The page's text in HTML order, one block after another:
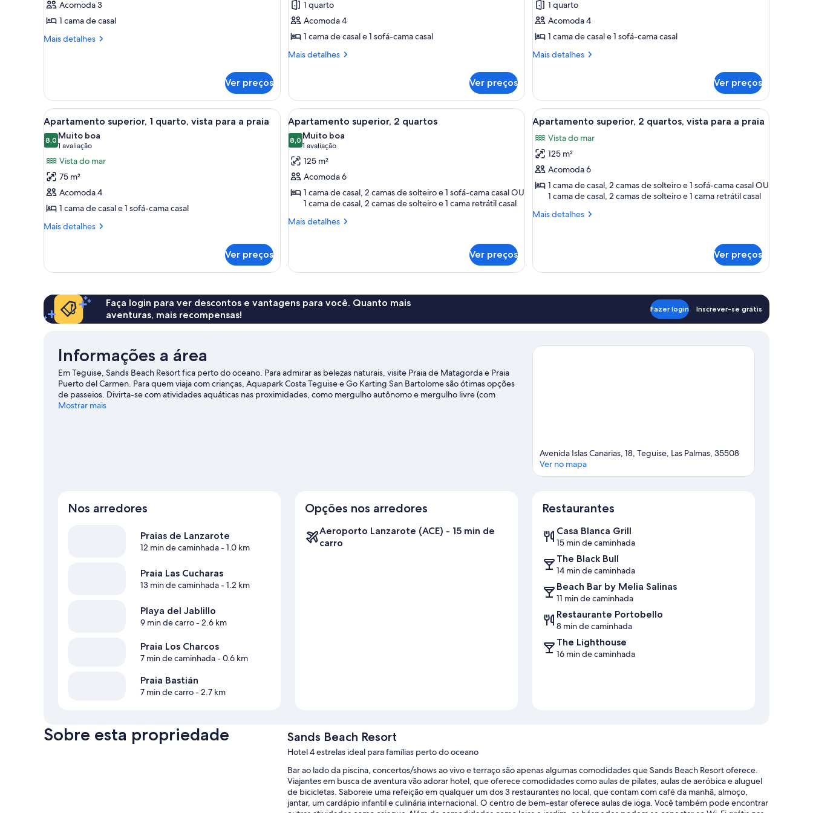
Estúdio
Acomoda 3
1 cama de casal
Mais detalhes
Mais
Ver preços
Apartamento
econômico,
1
quarto
1 quarto
Acomoda 4
1 cama de casal e 1 sofá-cama casal
Mais detalhes
Mais
econômico,
quarto
Ver preços
Apartamento,
1
quarto
1 quarto
Acomoda 4
1 cama de casal e 1 sofá-cama casal
Mais detalhes
Mais
1
quarto
Ver preços
Carrega
todas
as
fotos
de
Apartamento
superior,
1
quarto,
a
Ampla sala de estar com teto de madeira, um sofá, uma mesa de centro e uma televisão sobre um armário de madeira.
7
Apartamento superior, 1 quarto, vista para a praia
8,08,0 de 10
Muito boa
1 avaliação
(1
avaliação)
Vista do mar
75 m²
Acomoda 4
1 cama de casal e 1 sofá-cama casal
Mais detalhes
Mais
superior,
vista
para
a
Ver preços
Carrega
todas
as
fotos
de
Apartamento
superior,
quartos
Uma sala de estar com um sofá marrom, uma mesa de centro de vidro e uma escada de madeira que leva a um
6
Apartamento superior, 2 quartos
8,08,0 de 10
Muito boa
1 avaliação
(1
avaliação)
125 m²
Acomoda 6
1 cama de casal, 2 camas de solteiro e 1 sofá-cama casal OU
1 cama de casal, 2 camas de solteiro e 1 cama retrátil casal
Mais detalhes
Mais
superior,
Ver preços
Carrega
todas
as
fotos
de
Apartamento
superior,
2
a
Quarto de hotel com sofá, mesa de centro
7
Apartamento superior, 2 quartos, vista para a praia
Vista do mar
125 m²
Acomoda 6
1 cama de casal, 2 camas de solteiro e 1 sofá-cama casal OU
1 cama de casal, 2 camas de solteiro e 1 cama retrátil casal
Mais detalhes
Mais
2
praia
Ver preços
Faça login para ver descontos e vantagens para você. Quanto mais
aventuras, mais recompensas!
Fazer login Inscrever-se grátis
Informações a área
Em Teguise, Sands Beach Resort fica perto do oceano. Para admirar as belezas naturais, visite Praia de Matagorda e Praia
Puerto del Carmen. Para quem viaja com crianças, Aquapark Costa Teguise e Go Karting San Bartolome são ótimas opções
de passeios. Divirta-se com atividades aquáticas nas proximidades, como mergulho autônomo e mergulho livre (com
snorkel) ou aventure-se com trilhas para caminhada/bicicleta e mountain biking.
Mostrar mais
Avenida Islas Canarias, 18, Teguise, Las Palmas, 35508
Ver no mapa
Nos arredores
Praias de Lanzarote
12 min de caminhada- 1.0 km
Praia Las Cucharas
13 min de caminhada- 1.2 km
Playa del Jablillo
9 min de carro- 2.6 km
Praia Los Charcos
7 min de caminhada- 0.6 km
Praia Bastián
7 min de carro- 2.7 km
Opções nos arredores
Aeroporto Lanzarote (ACE) - 15 min de
carro
Restaurantes
Casa Blanca Grill
15 min de caminhada
The Black Bull
14 min de caminhada
Beach Bar by Melia Salinas
11 min de caminhada
Restaurante Portobello
8 min de caminhada
The Lighthouse
16 min de caminhada
Sobre esta propriedade Sands Beach Resort
Hotel 4 estrelas ideal para famílias perto do oceano
Bar ao lado da piscina, concertos/shows ao vivo e terraço são apenas algumas comodidades que Sands Beach Resort oferece.
Viajantes em busca de aventura vão adorar hotel, que oferece comodidades como aulas de pilates, aulas de aeróbica e aluguel
de bicicletas. Saboreie uma refeição em qualquer um dos 3 restaurantes no local, que contam com café da manhã, almoço,
jantar, um cardápio infantil e culinária internacional. O centro de bem-estar oferece aulas de ioga. Você também pode encontrar